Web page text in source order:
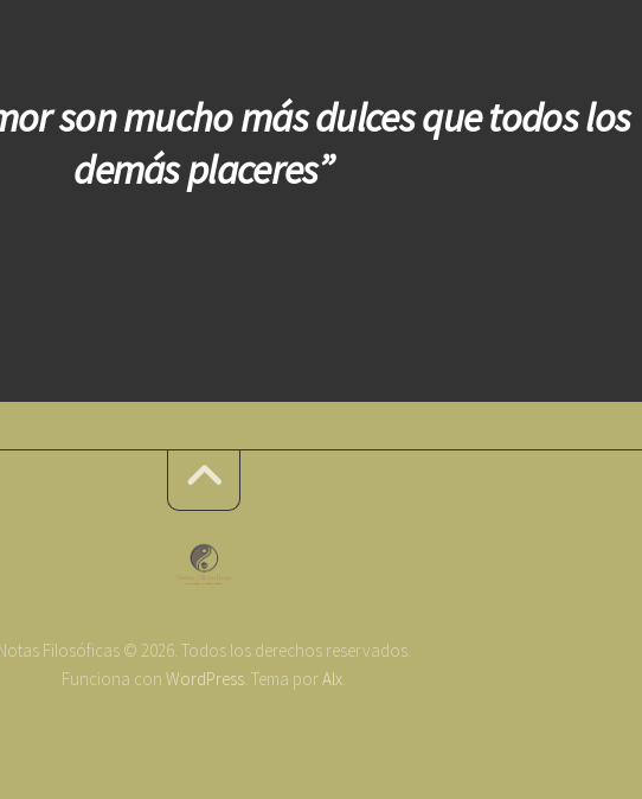
son mucho más dulces que todos los
demás placeres”
Filosóficas © 2026. Todos los derechos reservados.
Funciona con WordPress. Tema porAlx.